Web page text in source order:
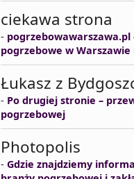
ciekawa strona
- pogrzebowawarszawa.pl
pogrzebowe w
Łukasz z
- Po drugiej stronie –
pogrzebowej
Photopolis
- Gdzie znajdziemy